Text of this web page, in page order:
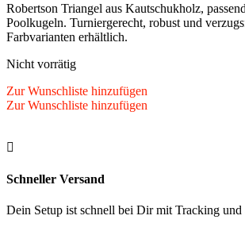
Robertson Triangel aus Kautschukholz,
Poolkugeln. Turniergerecht, robust und
Farbvarianten erhältlich.
Nicht vorrätig
Zur Wunschliste hinzufügen
Zur Wunschliste hinzufügen

Schneller Versand
Dein Setup ist schnell bei Dir mit Tracking und